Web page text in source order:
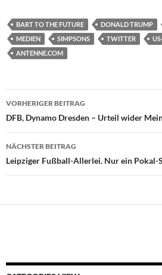
BART TO THE FUTURE DONALD TRUMP
MEDIEN
SIMPSONS TWITTER
ANTENNE.COM
Beitragsnavigation
VORHERIGER BEITRAG
DFB, Dynamo Dresden – Urteil wider
NÄCHSTER BEITRAG
Leipziger Fußball-Allerlei. Nur ein Pokal-